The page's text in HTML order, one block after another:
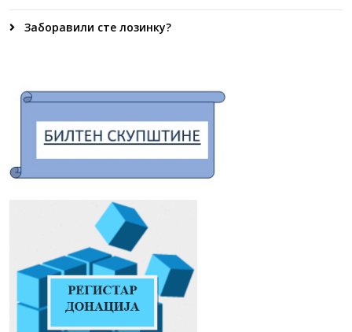
Заборавили сте лозинку?